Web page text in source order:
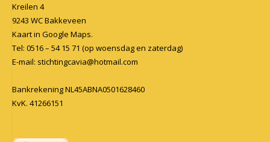
Kreilen 4
9243 WC Bakkeveen
Kaart in Google Maps.
Tel: 0516 – 54 15 71 (op woensdag en zaterdag)
E-mail: stichtingcavia@hotmail.com
Bankrekening NL45ABNA0501628460
KvK. 41266151